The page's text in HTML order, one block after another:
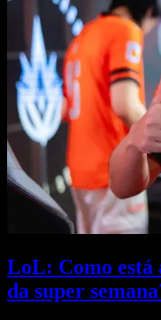
LoL: Como está
da super